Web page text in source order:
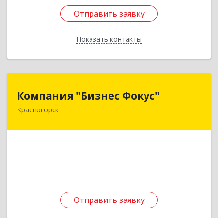
Отправить заявку
Показать контакты
Отправить заявку
Назад
Компания "Бизнес Фокус"
Красногорск
Отправить заявку
143408, Московская обл, Красногорск г, Ленина
Отправить заявку